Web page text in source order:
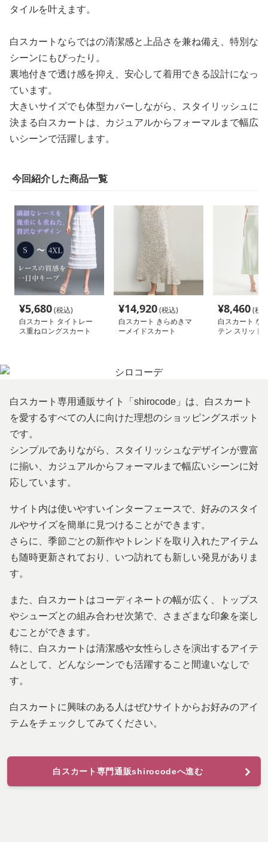
タイルを叶えます。
白スカートならではの清潔感と上品さを兼ね備え、特別な
シーンにもぴったり。
裏地付きで透け感を抑え、安心して着用できる設計になっ
ています。
大きいサイズでも体型カバーしながら、スタイリッシュに
決まる白スカートは、カジュアルからフォーマルまで幅広
いシーンで活躍します。
今回紹介した商品一覧
¥5,680(税込)
白スカート タイトレー
ス重ねロングスカート
¥14,920(税込)
白スカート きらめきマ
ーメイドスカート
¥8,460(税
白スカート な
テン スリット
白スカート専用通販サイト「shirocode」は、白スカート
を愛するすべての人に向けた理想のショッピングスポット
です。
シンプルでありながら、スタイリッシュなデザインが豊富
に揃い、カジュアルからフォーマルまで幅広いシーンに対
応しています。
サイト内は使いやすいインターフェースで、好みのスタイ
ルやサイズを簡単に見つけることができます。
さらに、季節ごとの新作やトレンドを取り入れたアイテム
も随時更新されており、いつ訪れても新しい発見がありま
す。
また、白スカートはコーディネートの幅が広く、トップス
やシューズとの組み合わせ次第で、さまざまな印象を楽し
むことができます。
特に、白スカートは清潔感や女性らしさを演出するアイテ
ムとして、どんなシーンでも活躍すること間違いなしで
す。
白スカートに興味のある人はぜひサイトからお好みのアイ
テムをチェックしてみてください。
白スカート専門通販shirocodeへ進む